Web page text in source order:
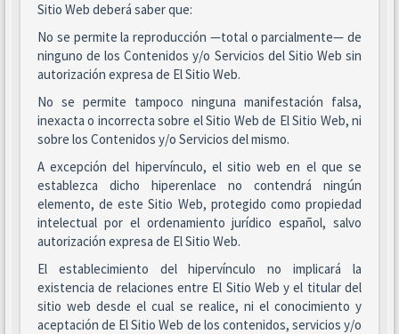
Sitio Web deberá saber que:
No se permite la reproducción —total o parcialmente— de
ninguno de los Contenidos y/o Servicios del Sitio Web sin
autorización expresa de El Sitio Web.
No se permite tampoco ninguna manifestación falsa,
inexacta o incorrecta sobre el Sitio Web de El Sitio Web, ni
sobre los Contenidos y/o Servicios del mismo.
A excepción del hipervínculo, el sitio web en el que se
establezca dicho hiperenlace no contendrá ningún
elemento, de este Sitio Web, protegido como propiedad
intelectual por el ordenamiento jurídico español, salvo
autorización expresa de El Sitio Web.
El establecimiento del hipervínculo no implicará la
existencia de relaciones entre El Sitio Web y el titular del
sitio web desde el cual se realice, ni el conocimiento y
aceptación de El Sitio Web de los contenidos, servicios y/o